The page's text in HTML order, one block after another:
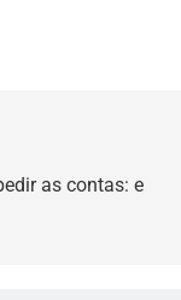
as contas: e